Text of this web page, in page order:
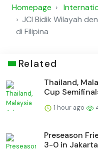
Homepage
JCI Bidik Wilayah
di Filipina
Related
Thailand,
Cup
1 hour ago
Preseason
3-0 in Jakarta